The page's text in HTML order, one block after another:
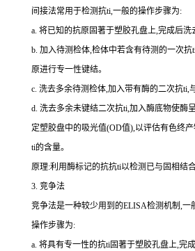
间接法常用于检测抗ti,一般的操作步骤为:
a. 将已知的抗原固著于塑胶孔盘上,完成后洗
b. 加入待测检体,检体中若含有待测的一次抗
原进行专一性键结。
c. 洗去多余待测检体,加入带有酶的二次抗ti,
d. 洗去多余未键结二次抗ti,加入酶底物使酶
定塑胶盘中的吸光值(OD值),以评估有色终
ti的含量。
原理:利用酶标记的抗抗ti以检测已与固相结
3. 竞争法
竞争法是一种较少用到的ELISA检测机制,一
操作步骤为:
a. 将具有专一性的抗ti固著于塑胶孔盘上,完